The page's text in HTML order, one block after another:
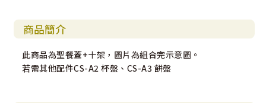
商品簡介
此商品為聖餐蓋+十架，圖片為組合完示意圖。
若需其他配件CS-A2 杯盤、CS-A3 餅盤